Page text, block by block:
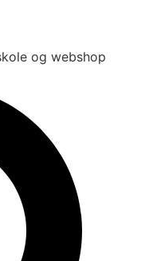
og webshop